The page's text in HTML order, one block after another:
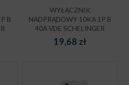
B
WYŁĄCZNIK
NADPRĄDOWY 10KA 1P B
40A VDE SCHELINGER
19,68 zł